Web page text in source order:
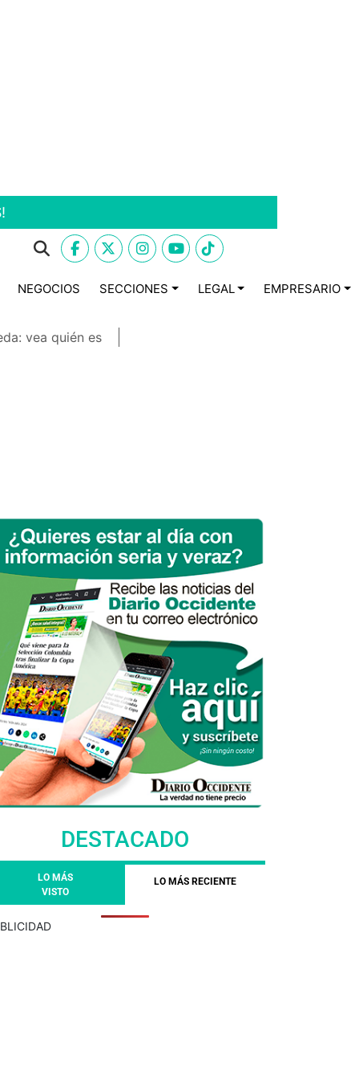
NEGOCIOS SECCIONES LEGAL EMPRESARIO
vea quién es
DESTACADO
LO MÁS
VISTO
LO MÁS RECIENTE